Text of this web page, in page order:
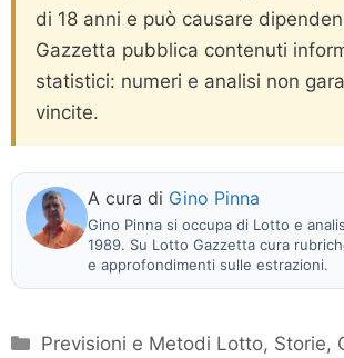
di 18 anni e può causare
Gazzetta pubblica contenuti
statistici: numeri e analisi non
vincite.
A cura di Gino Pinna
Gino Pinna si occupa di Lotto e
1989. Su Lotto Gazzetta cura
e approfondimenti sulle estrazioni.
Categorie
Previsioni e Metodi Lotto, Storie,